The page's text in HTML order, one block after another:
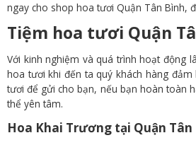
ngay cho shop hoa tươi Quận Tân Bình,
Tiệm hoa tươi Quận
Với kinh nghiệm và quá trình hoạt động
hoa tươi khi đến ta quý khách hàng
tươi để gửi cho bạn, nếu bạn hoàn toàn
thể yên tâm.
Hoa Khai Trương tại Quận Tân